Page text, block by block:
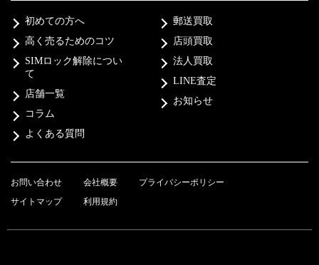
初めての方へ
高く売るためのコツ
SIMロック解除につい
て
店舗一覧
コラム
よくある質問
郵送買取
店頭買取
法人買取
LINE査定
お知らせ
お問い合わせ 会社概要
プライバシーポリシー
サイトマップ
利用規約